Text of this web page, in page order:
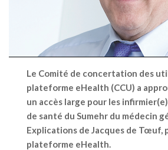
Le Comité de concertation des
plateforme eHealth (CCU) a
un accès large pour les
de santé du Sumehr du médecin
Explications de Jacques de Tœuf,
plateforme eHealth.